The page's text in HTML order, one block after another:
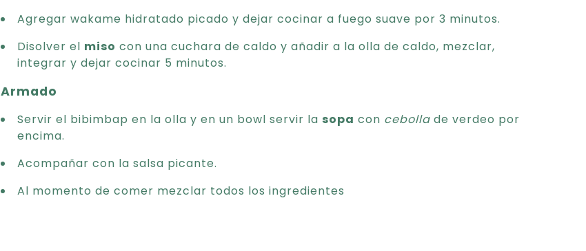
Agregar wakame hidratado picado y dejar cocinar a fuego suave por 3 minutos.
Disolver el miso con una cuchara de caldo y añadir a la olla de caldo, mezclar,
integrar y dejar cocinar 5 minutos.
Armado
Servir el bibimbap en la olla y en un bowl servir la sopa con cebolla de verdeo por
encima.
Acompañar con la salsa picante.
Al momento de comer mezclar todos los ingredientes